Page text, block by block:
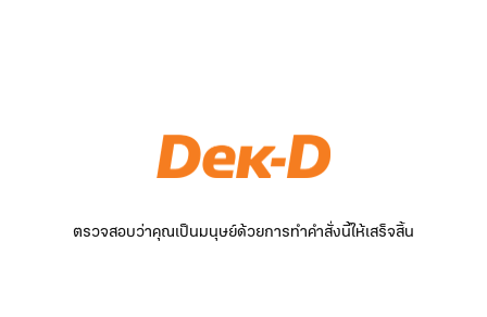
ตรวจสอบว่าคุณเป็นมนุษย์ด้วยการทำคำสั่งนี้ให้เสร็จสิ้น